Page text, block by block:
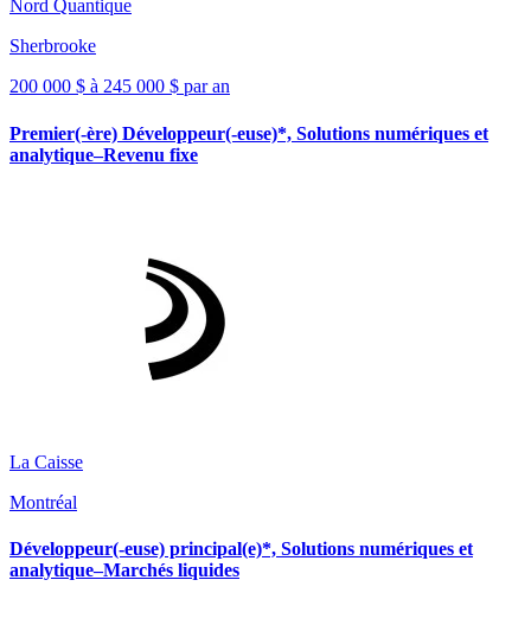
Nord Quantique
Sherbrooke
200 000 $ à 245 000 $ par an
Premier(-ère) Développeur(-euse)*, Solutions numériques et
analytique–Revenu fixe
La Caisse
Montréal
Développeur(-euse) principal(e)*, Solutions numériques et
analytique–Marchés liquides